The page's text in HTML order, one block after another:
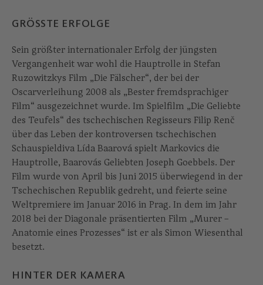
GRÖSSTE ERFOLGE
Sein größter internationaler Erfolg der jüngsten
Vergangenheit war wohl die Hauptrolle in Stefan
Ruzowitzkys Film „Die Fälscher“, der bei der
Oscarverleihung 2008 als „Bester fremdsprachiger
Film“ ausgezeichnet wurde. Im Spielfilm „Die Geliebte
des Teufels“ des tschechischen Regisseurs Filip Renč
über das Leben der kontroversen tschechischen
Schauspieldiva Lída Baarová spielt Markovics die
Hauptrolle, Baarovás Geliebten Joseph Goebbels. Der
Film wurde von April bis Juni 2015 überwiegend in der
Tschechischen Republik gedreht, und feierte seine
Weltpremiere im Januar 2016 in Prag. In dem im Jahr
2018 bei der Diagonale präsentierten Film „Murer –
Anatomie eines Prozesses“ ist er als Simon Wiesenthal
besetzt.
HINTER DER KAMERA